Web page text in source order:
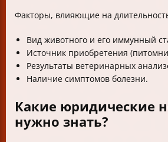
Факторы, влияющие на
Вид животного и его иммунный
Источник приобретения
Результаты ветеринарных
Наличие симптомов болезни.
Какие юридические
нужно знать?